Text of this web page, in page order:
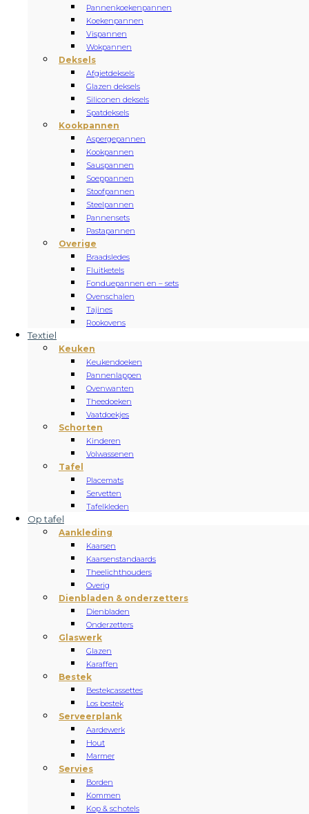
Pannenkoekenpannen
Koekenpannen
Vispannen
Wokpannen
Deksels
Afgietdeksels
Glazen deksels
Siliconen deksels
Spatdeksels
Kookpannen
Aspergepannen
Kookpannen
Sauspannen
Soeppannen
Stoofpannen
Steelpannen
Pannensets
Pastapannen
Overige
Braadsledes
Fluitketels
Fonduepannen en – sets
Ovenschalen
Tajines
Rookovens
Textiel
Keuken
Keukendoeken
Pannenlappen
Ovenwanten
Theedoeken
Vaatdoekjes
Schorten
Kinderen
Volwassenen
Tafel
Placemats
Servetten
Tafelkleden
Op tafel
Aankleding
Kaarsen
Kaarsenstandaards
Theelichthouders
Overig
Dienbladen & onderzetters
Dienbladen
Onderzetters
Glaswerk
Glazen
Karaffen
Bestek
Bestekcassettes
Los bestek
Serveerplank
Aardewerk
Hout
Marmer
Servies
Borden
Kommen
Kop & schotels